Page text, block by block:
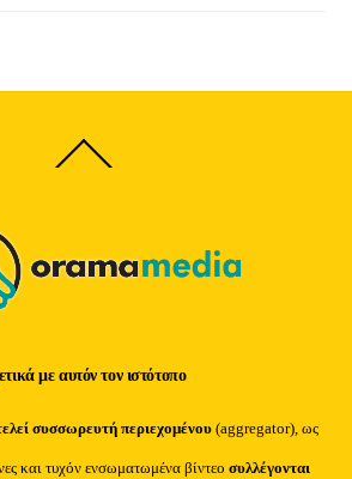
Back
To
με αυτόν τον ιστότοπο
συσσωρευτή περιεχομένου (aggregator), ως
και τυχόν ενσωματωμένα βίντεοσυλλέγονται